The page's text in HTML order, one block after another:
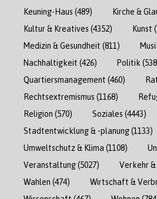
Keuning-Haus (489) Kirche &
Kultur & Kreatives (4352) Kunst
Medizin & Gesundheit (811)
Nachhaltigkeit (426) Politik
Quartiersmanagement (460)
Rechtsextremismus (1168)
Religion (570) Soziales (4443)
Stadtentwicklung & -planung(1133)
Umweltschutz & Klima (1108)
Veranstaltung(5027) Verkehr
Wahlen (474) Wirtschaft &